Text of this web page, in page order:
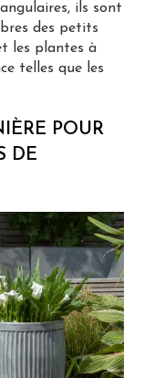
ils sont
des petits
les plantes à
telles que les
POUR
DE